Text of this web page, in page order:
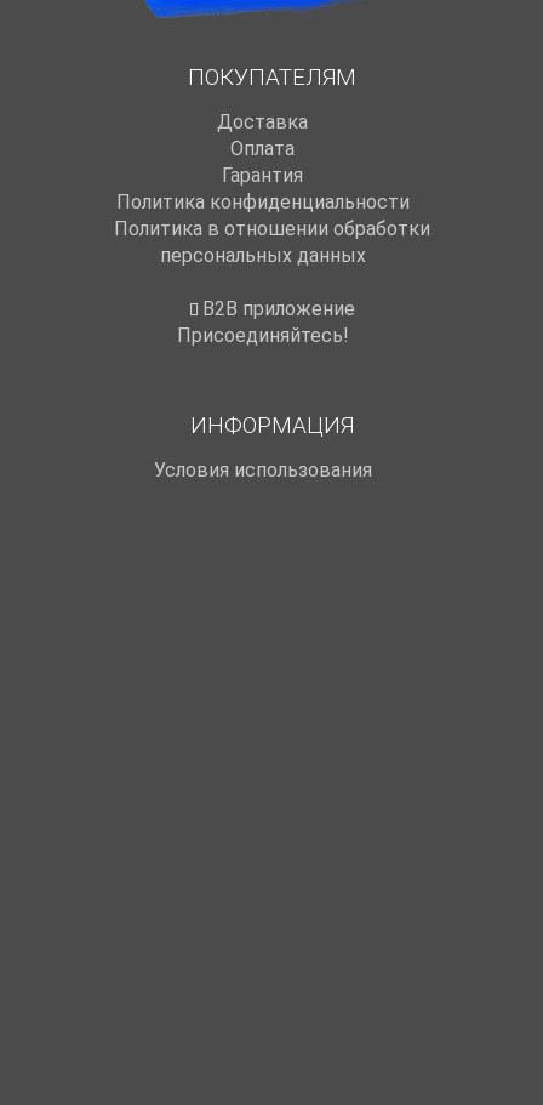
ПОКУПАТЕЛЯМ
Доставка
Оплата
Гарантия
Политика конфиденциальности
Политика в отношении обработки
персональных данных
B2B приложение
Присоединяйтесь!
ИНФОРМАЦИЯ
Условия использования